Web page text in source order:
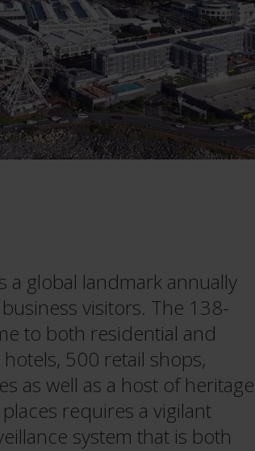
a global landmark annually
visitors. The 138-
to both residential and
500 retail shops,
as well as a host of heritage
requires a vigilant
system that is both